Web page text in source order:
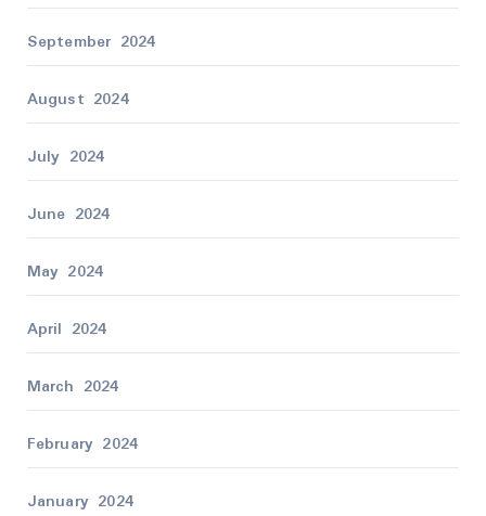
September 2024
August 2024
July 2024
June 2024
May 2024
April 2024
March 2024
February 2024
January 2024